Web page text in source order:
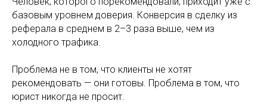
базовым уровнем доверия. Конверсия в сделку из
реферала в среднем в 2–3 раза выше, чем из
холодного трафика.
Проблема не в том, что клиенты не хотят
рекомендовать — они готовы. Проблема в том, что
юрист никогда не просит.